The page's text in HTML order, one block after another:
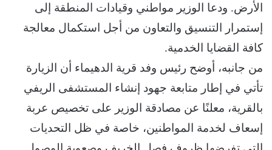
الأرض. ودعا الوزير مواطني وقيادات المنطقة إلى
إستمرار التنسيق والتعاون من أجل استكمال معالجة
كافة القضايا الخدمية.
من جانبه، أوضح رئيس وفد قرية الدهيماء أن الزيارة
تأتي في إطار متابعة جهود إنشاء المستشفى الريفي
بالقرية، معلنًا عن مصادقة الوزير على تخصيص عربة
إسعاف لخدمة المواطنين، خاصة في ظل التحديات